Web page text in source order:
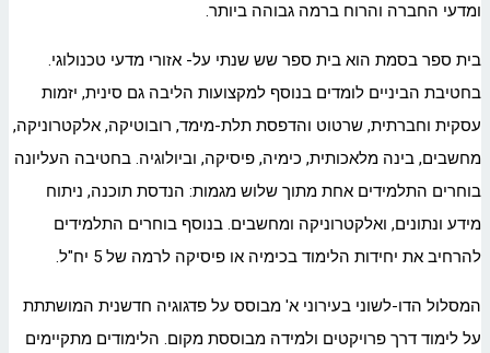
ומדעי החברה והרוח ברמה גבוהה ביותר.
בית ספר בסמת הוא בית ספר שש שנתי על- אזורי מדעי טכנולוגי.
בחטיבת הביניים לומדים בנוסף למקצועות הליבה גם סינית, יזמות
עסקית וחברתית, שרטוט והדפסת תלת-מימד, רובוטיקה, אלקטרוניקה,
מחשבים, בינה מלאכותית, כימיה, פיסיקה, וביולוגיה. בחטיבה העליונה
בוחרים התלמידים אחת מתוך שלוש מגמות: הנדסת תוכנה, ניתוח
מידע ונתונים, ואלקטרוניקה ומחשבים. בנוסף בוחרים התלמידים
להרחיב את יחידות הלימוד בכימיה או פיסיקה לרמה של 5 יח"ל.
המסלול הדו-לשוני בעירוני א' מבוסס על פדגוגיה חדשנית המושתתת
על לימוד דרך פרויקטים ולמידה מבוססת מקום. הלימודים מתקיימים